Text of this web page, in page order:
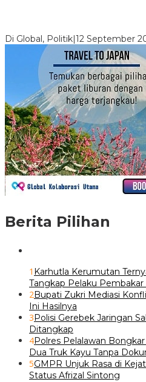
Di Global, Politik|12 September
Berita Pilihan
1 Karhutla Kerumutan
Tangkap Pelaku Pembakar
2Bupati Zukri Mediasi
Ini Hasilnya
3Polisi Gerebek Jaringan
Ditangkap
4Polres Pelalawan
Dua Truk Kayu Tanpa
5GMPR Unjuk Rasa di
Status Afrizal Sintong